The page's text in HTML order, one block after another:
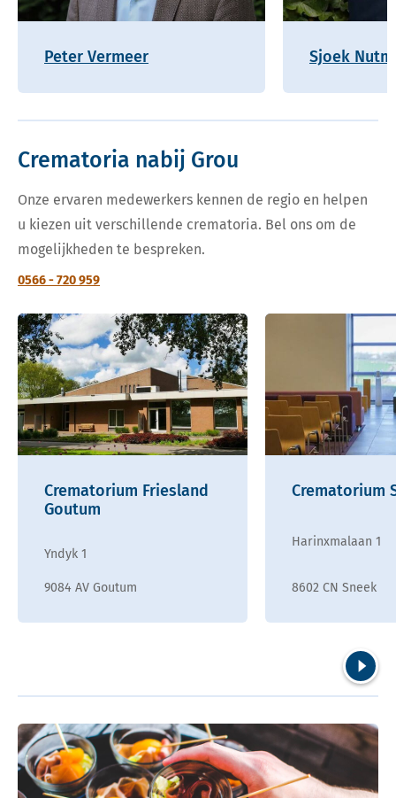
Peter Vermeer Sjoek
Crematoria nabij Grou
Onze ervaren medewerkers kennen de regio en helpen
u kiezen uit verschillende crematoria. Bel ons om de
mogelijkheden te bespreken.
0566 - 720 959
Crematorium Friesland
Goutum
Yndyk 1
9084 AV Goutum
Crematorium
Harinxmalaan 1
8602 CN Sneek